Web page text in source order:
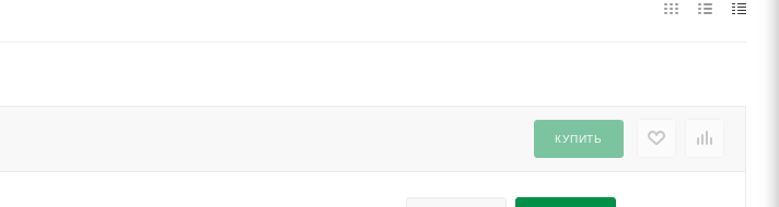
КУПИТЬ